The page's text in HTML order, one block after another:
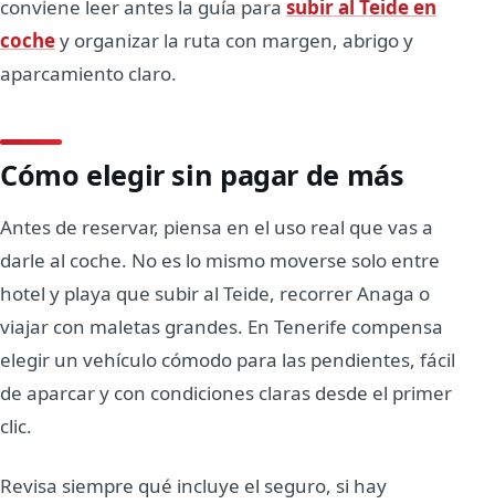
conviene leer antes la guía para subir al Teide en
cochey organizar la ruta con margen, abrigo y
aparcamiento claro.
Cómo elegir sin pagar de más
Antes de reservar, piensa en el uso real que vas a
darle al coche. No es lo mismo moverse solo entre
hotel y playa que subir al Teide, recorrer Anaga o
viajar con maletas grandes. En Tenerife compensa
elegir un vehículo cómodo para las pendientes, fácil
de aparcar y con condiciones claras desde el primer
clic.
Revisa siempre qué incluye el seguro, si hay